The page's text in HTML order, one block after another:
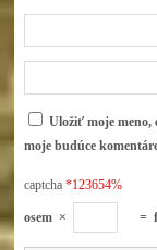
Uložiť moje meno,
moje budúce
captcha*123654%
osem × =